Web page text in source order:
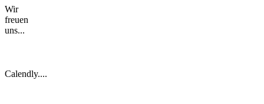
Wir
freuen
uns...
Calendly....